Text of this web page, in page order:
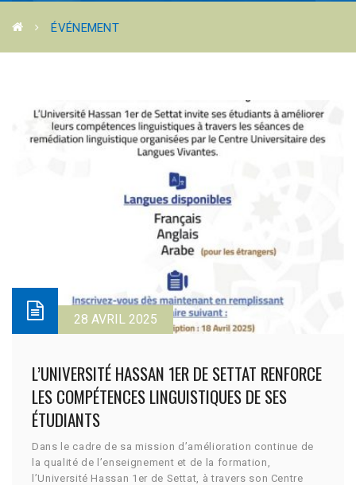
ÉVÉNEMENT
28 AVRIL 2025
L’UNIVERSITÉ HASSAN 1ER DE SETTAT RENFORCE
LES COMPÉTENCES LINGUISTIQUES DE SES
ÉTUDIANTS
Dans le cadre de sa mission d’amélioration continue de
la qualité de l’enseignement et de la formation,
l’Université Hassan 1er de Settat, à travers son Centre